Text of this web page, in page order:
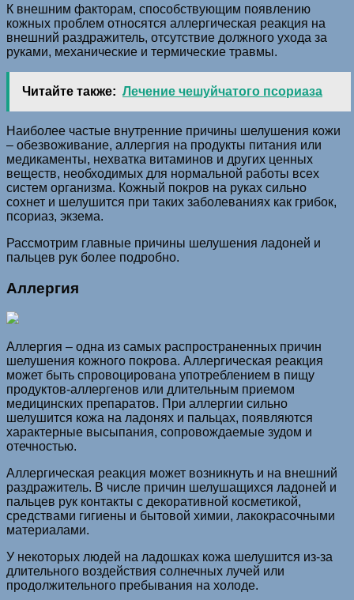
К внешним факторам, способствующим появлению
кожных проблем относятся аллергическая реакция на
внешний раздражитель, отсутствие должного ухода за
руками, механические и термические травмы.
Читайте также: Лечение чешуйчатого псориаза
Наиболее частые внутренние причины шелушения кожи
– обезвоживание, аллергия на продукты питания или
медикаменты, нехватка витаминов и других ценных
веществ, необходимых для нормальной работы всех
систем организма. Кожный покров на руках сильно
сохнет и шелушится при таких заболеваниях как грибок,
псориаз, экзема.
Рассмотрим главные причины шелушения ладоней и
пальцев рук более подробно.
Аллергия
Аллергия – одна из самых распространенных причин
шелушения кожного покрова. Аллергическая реакция
может быть спровоцирована употреблением в пищу
продуктов-аллергенов или длительным приемом
медицинских препаратов. При аллергии сильно
шелушится кожа на ладонях и пальцах, появляются
характерные высыпания, сопровождаемые зудом и
отечностью.
Аллергическая реакция может возникнуть и на внешний
раздражитель. В числе причин шелушащихся ладоней и
пальцев рук контакты с декоративной косметикой,
средствами гигиены и бытовой химии, лакокрасочными
материалами.
У некоторых людей на ладошках кожа шелушится из-за
длительного воздействия солнечных лучей или
продолжительного пребывания на холоде.